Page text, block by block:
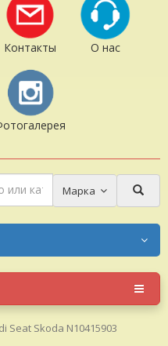
Контакты О нас
Марка
Seat Skoda N10415903